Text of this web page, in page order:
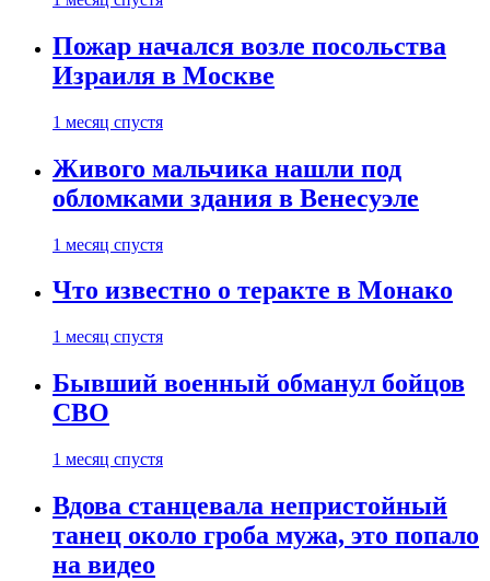
Пожар начался возле посольства
Израиля в Москве
1 месяц спустя
Живого мальчика нашли под
обломками здания в Венесуэле
1 месяц спустя
Что известно о теракте в Монако
1 месяц спустя
Бывший военный обманул бойцов
СВО
1 месяц спустя
Вдова станцевала непристойный
танец около гроба мужа, это попало
на видео